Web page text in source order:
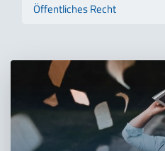
Öffentliches Recht